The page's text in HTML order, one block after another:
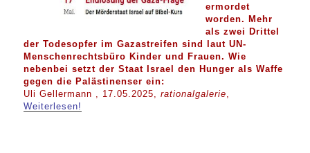
ermordet
worden. Mehr
als zwei Drittel
der Todesopfer im Gazastreifen sind laut UN-
Menschenrechtsbüro Kinder und Frauen. Wie
nebenbei setzt der Staat Israel den Hunger als Waffe
gegen die Palästinenser ein:
Uli Gellermann , 17.05.2025,rationalgalerie
Weiterlesen!